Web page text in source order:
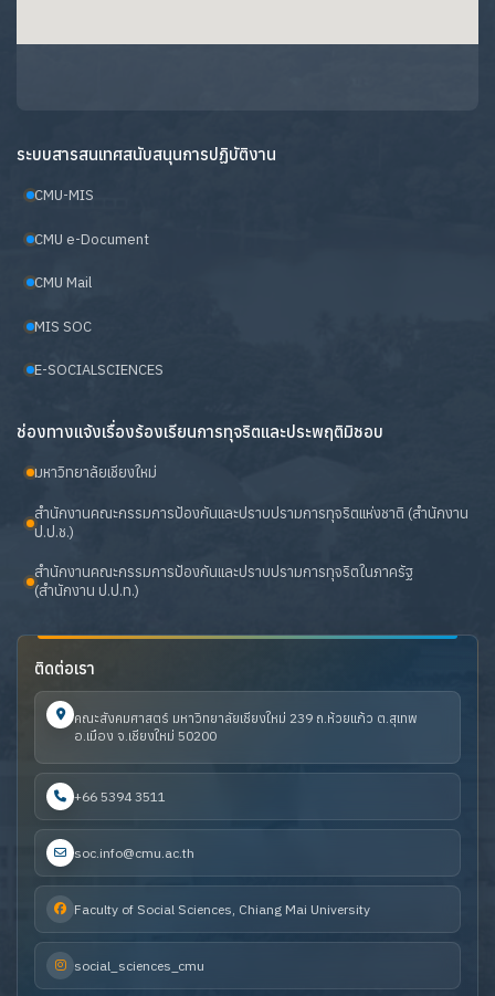
ระบบสารสนเทศสนับสนุนการปฏิบัติงาน
CMU-MIS
CMU e-Document
CMU Mail
MIS SOC
E-SOCIALSCIENCES
ช่องทางแจ้งเรื่องร้องเรียนการทุจริตและประพฤติมิชอบ
มหาวิทยาลัยเชียงใหม่
สำนักงานคณะกรรมการป้องกันและปราบปรามการทุจริตแห่งชาติ (สำนักงาน
ป.ป.ช.)
สำนักงานคณะกรรมการป้องกันและปราบปรามการทุจริตในภาครัฐ
(สำนักงาน ป.ป.ท.)
ติดต่อเรา
คณะสังคมศาสตร์ มหาวิทยาลัยเชียงใหม่ 239 ถ.ห้วยแก้ว ต.สุเทพ
อ.เมือง จ.เชียงใหม่ 50200
+66 5394 3511
soc.info@cmu.ac.th
Faculty of Social Sciences, Chiang Mai University
social_sciences_cmu